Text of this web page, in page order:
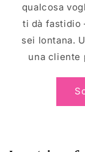
qualcosa
ti dà fastidio
sei lontana.
una cliente